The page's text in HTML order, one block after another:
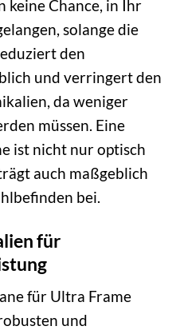
keine Chance, in Ihr
solange die
den
und verringert den
da weniger
müssen. Eine
ist nicht nur optisch
auch maßgeblich
bei.
für
für Ultra Frame
und